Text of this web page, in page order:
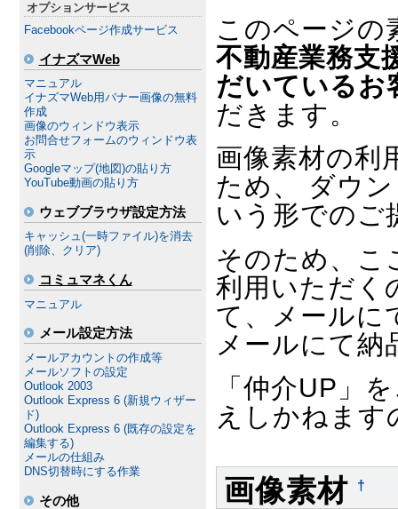
オプションサービス
Facebookページ作成サービス
イナズマWeb
マニュアル
イナズマWeb用バナー画像の無料
作成
画像のウィンドウ表示
お問合せフォームのウィンドウ表
示
Googleマップ(地図)の貼り方
YouTube動画の貼り方
ウェブブラウザ設定方法
キャッシュ(一時ファイル)を消去
(削除、クリア)
コミュマネくん
マニュアル
メール設定方法
メールアカウントの作成等
メールソフトの設定
Outlook 2003
Outlook Express 6 (新規ウィザー
ド)
Outlook Express 6 (既存の設定を
編集する)
メールの仕組み
DNS切替時にする作業
その他
このページの
不動産業務支
だいているお
だきます。
画像素材の利
ため、 ダウ
いう形でのご
そのため、こ
利用いただく
て、メールに
メールにて納
「仲介UP」
えしかねます
画像素材 †